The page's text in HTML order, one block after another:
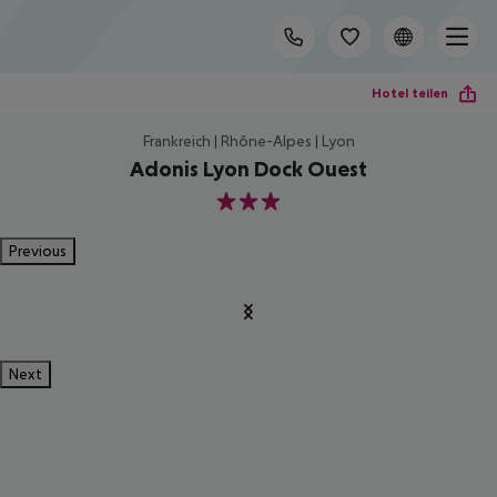
Hotel teilen
Frankreich | Rhône-Alpes | Lyon
Adonis Lyon Dock Ouest
3
Previous
Next